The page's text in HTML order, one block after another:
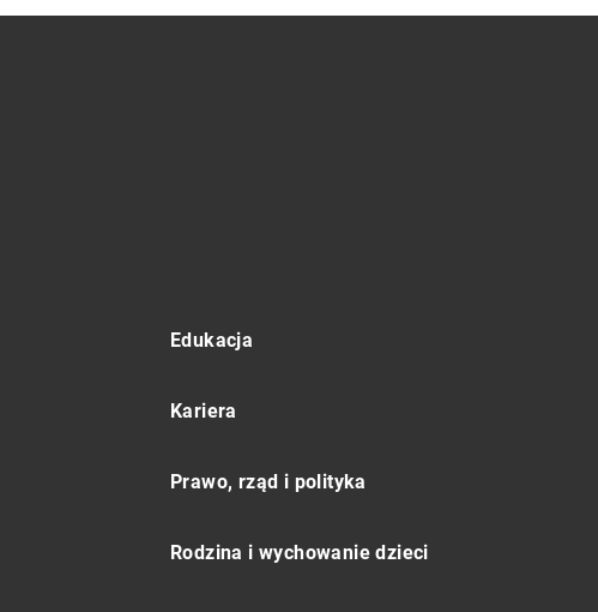
Edukacja
Kariera
Prawo, rząd i polityka
Rodzina i wychowanie dzieci